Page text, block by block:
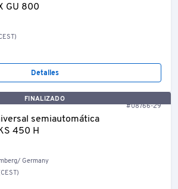
GU 800
Detalles
FINALIZADO
#08766-29
semiautomática
450 H
Germany